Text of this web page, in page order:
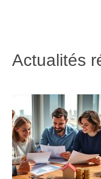
Actualités